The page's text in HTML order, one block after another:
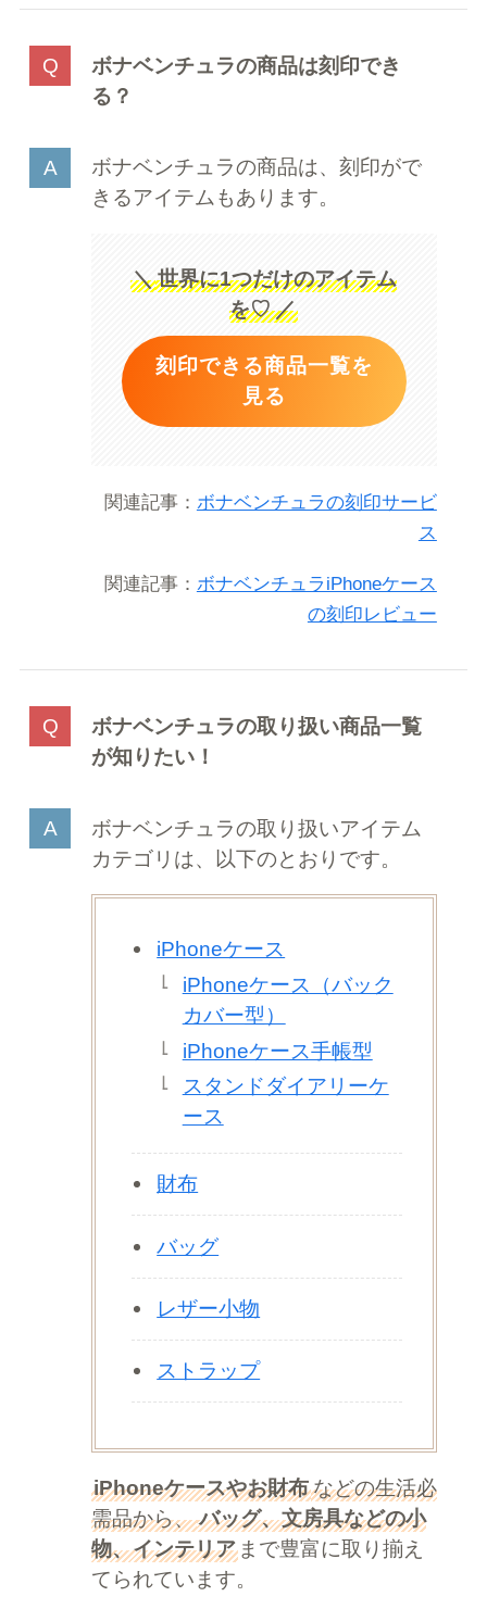
ボナベンチュラの商品は刻印でき
る？
ボナベンチュラの商品は、刻印がで
きるアイテムもあります。
＼世界に1つだけのアイテム
を♡／
刻印できる商品一覧を
見る
関連記事： ボナベンチュラの刻印サービ
ス
関連記事： ボナベンチュラiPhoneケース
の刻印レビュー
ボナベンチュラの取り扱い商品一覧
が知りたい！
ボナベンチュラの取り扱いアイテム
カテゴリは、以下のとおりです。
iPhoneケース
iPhoneケース（バック
カバー型）
iPhoneケース手帳型
スタンドダイアリーケ
ース
財布
バッグ
レザー小物
ストラップ
iPhoneケースやお財布などの生活必
需品から、バッグ、文房具などの小
物、インテリアまで豊富に取り揃え
てられています。